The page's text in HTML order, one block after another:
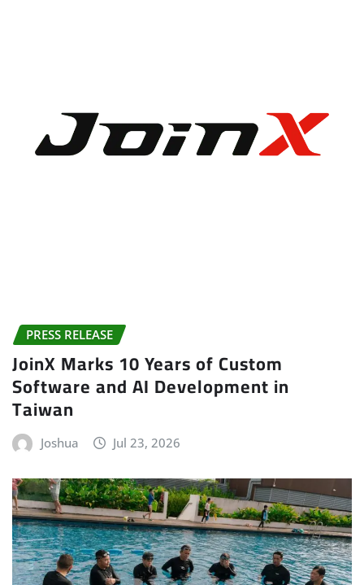
PRESS RELEASE
JoinX Marks 10 Years of Custom
Software and AI Development in
Taiwan
Joshua Jul 23, 2026